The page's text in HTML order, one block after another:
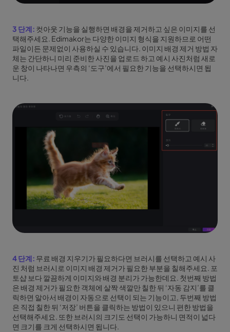
3 단계: 컷아웃 기능을 실행하면 배경을 제거하고 싶은 이미지를 선
택해주세요. Edimakor는 다양한 이미지 형식을 지원하므로 어떤
파일이든 문제없이 사용하실 수 있습니다. 이미지 배경 제거 방법 자
체는 간단하니 미리 준비한 사진을 업로드 하고 예시 사진처럼 새로
운 창이 나타나면 우측의 ‘도구’에서 필요한 기능을 선택하시면 됩
니다.
4 단계: 무료 배경 지우기가 필요하다면 브러시를 선택하고 예시 사
진 처럼 브러시로 이미지 배경 제거가 필요한 부분을 칠해주세요. 포
토샵 보다 깔끔하게 이미지와 배경 분리가 가능한데요. 첫번째 방법
은 배경 제거가 필요한 객체에 살짝 색깔만 칠한 뒤 ‘자동 감지’를 클
릭하면 알아서 배경이 자동으로 선택이 되는 기능이고, 두번째 방법
은 직접 칠한 뒤 ‘저장’ 버튼을 클릭하는 방법이 있으니 편한 방법을
선택해주세요. 또한 브러시의 크기도 선택이 가능하니 면적이 넓다
면 크기를 크게 선택하시면 됩니다.